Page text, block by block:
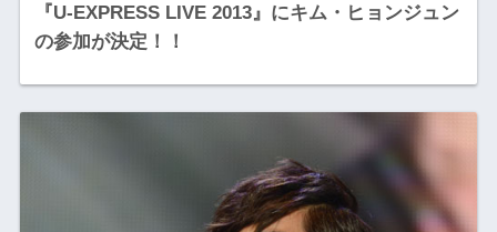
『U-EXPRESS LIVE 2013』にキム・ヒョンジュン
の参加が決定！！